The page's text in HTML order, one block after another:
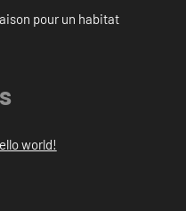
pour un habitat
world!